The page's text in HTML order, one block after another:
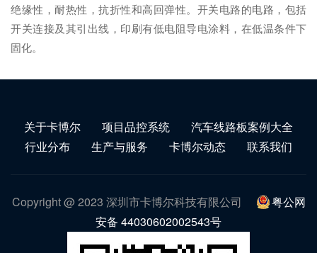
绝缘性，耐热性，抗折性和高回弹性。开关电路的电路，包括
开关连接及其引出线，印刷有低电阻导电涂料，在低温条件下
固化。
关于卡博尔 项目品控系统
汽车线路板案例大全
行业分布
生产与服务 卡博尔动态 联系我们
Copyright @ 2023 深圳市卡博尔科技有限公司
粤公网
安备 44030602002543号